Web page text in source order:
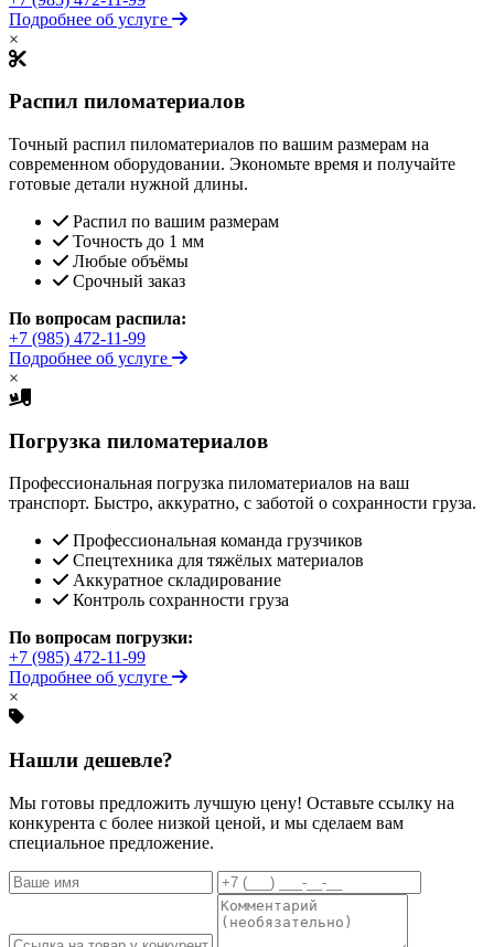
Подробнее об услуге
×
Распил пиломатериалов
Точный распил пиломатериалов по вашим размерам на
современном оборудовании. Экономьте время и получайте
готовые детали нужной длины.
Распил по вашим размерам
Точность до 1 мм
Любые объёмы
Срочный заказ
По вопросам распила:
+7 (985) 472-11-99
Подробнее об услуге
×
Погрузка пиломатериалов
Профессиональная погрузка пиломатериалов на ваш
транспорт. Быстро, аккуратно, с заботой о сохранности груза.
Профессиональная команда грузчиков
Спецтехника для тяжёлых материалов
Аккуратное складирование
Контроль сохранности груза
По вопросам погрузки:
+7 (985) 472-11-99
Подробнее об услуге
×
Нашли дешевле?
Мы готовы предложить лучшую цену! Оставьте ссылку на
конкурента с более низкой ценой, и мы сделаем вам
специальное предложение.